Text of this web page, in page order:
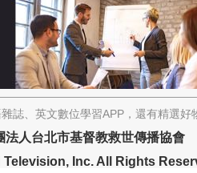
誌、英文數位學習APP，還有精選
人台北市基督教救世傳播協會
Inc. All Rights